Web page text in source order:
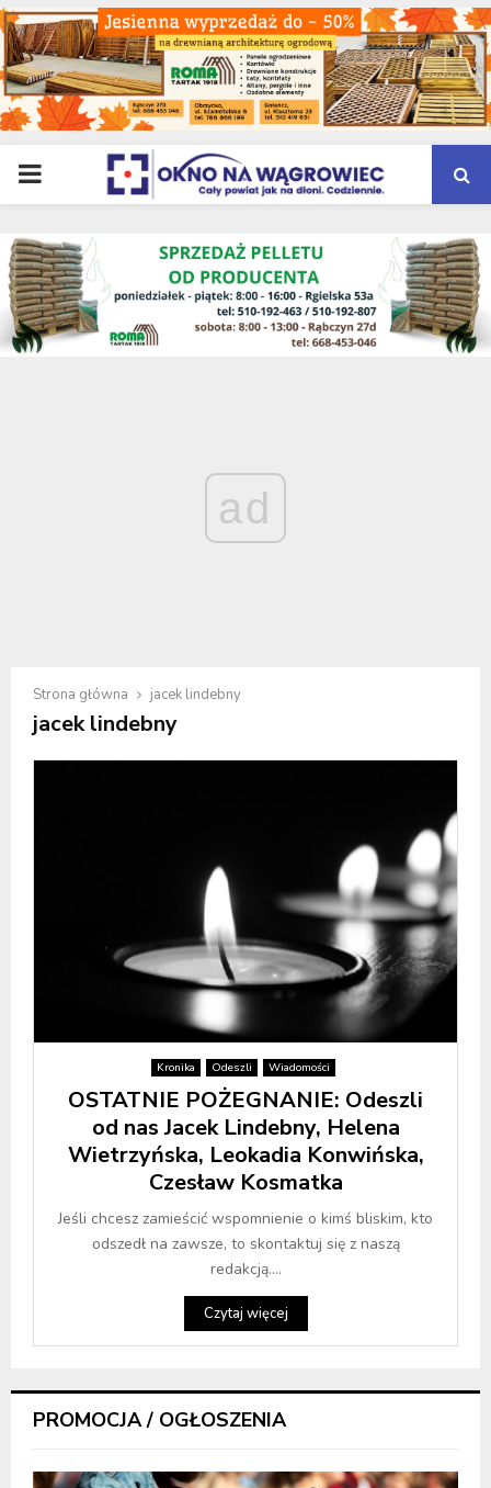
PRIMARY
MENU
ad
Strona główna jacek lindebny
jacek lindebny
Kronika Odeszli Wiadomości
OSTATNIE POŻEGNANIE: Odeszli
od nas Jacek Lindebny, Helena
Wietrzyńska, Leokadia Konwińska,
Czesław Kosmatka
Jeśli chcesz zamieścić wspomnienie o kimś bliskim, kto
odszedł na zawsze, to skontaktuj się z naszą
redakcją....
Czytaj więcej
PROMOCJA / OGŁOSZENIA